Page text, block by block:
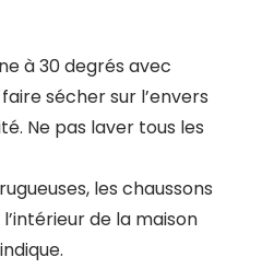
à 30 degrés avec
sécher sur l’envers
Ne pas laver tous les
les chaussons
de la maison